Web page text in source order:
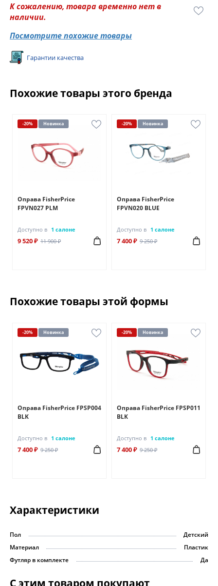
К сожалению, товара временно нет в
наличии.
Посмотрите похожие товары
Гарантии качества
Похожие товары этого бренда
-20% Новинка
Оправа FisherPrice
FPVN027 PLM
Доступно в 1 салоне
9 520 ₽ 11 900 ₽
-20% Новинка
Оправа FisherPrice
FPVN020 BLUE
Доступно в 1 салоне
7 400 ₽ 9 250 ₽
Похожие товары этой формы
-20% Новинка
Оправа FisherPrice FPSP004
BLK
Доступно в 1 салоне
7 400 ₽ 9 250 ₽
-20% Новинка
Оправа FisherPrice FPSP011
BLK
Доступно в 1 салоне
7 400 ₽ 9 250 ₽
Характеристики
Пол
Детский
Материал
Пластик
Футляр в комплекте
Да
С этим товаром покупают